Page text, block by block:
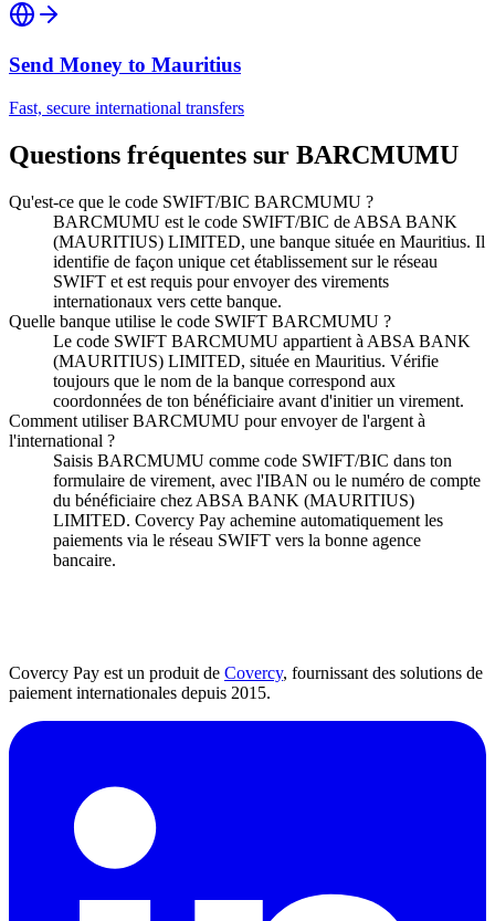
Send Money to Mauritius
Fast, secure international transfers
Questions fréquentes sur BARCMUMU
Qu'est-ce que le code SWIFT/BIC BARCMUMU ?
BARCMUMU est le code SWIFT/BIC de ABSA BANK
(MAURITIUS) LIMITED, une banque située en Mauritius. Il
identifie de façon unique cet établissement sur le réseau
SWIFT et est requis pour envoyer des virements
internationaux vers cette banque.
Quelle banque utilise le code SWIFT BARCMUMU ?
Le code SWIFT BARCMUMU appartient à ABSA BANK
(MAURITIUS) LIMITED, située en Mauritius. Vérifie
toujours que le nom de la banque correspond aux
coordonnées de ton bénéficiaire avant d'initier un virement.
Comment utiliser BARCMUMU pour envoyer de l'argent à
l'international ?
Saisis BARCMUMU comme code SWIFT/BIC dans ton
formulaire de virement, avec l'IBAN ou le numéro de compte
du bénéficiaire chez ABSA BANK (MAURITIUS)
LIMITED. Covercy Pay achemine automatiquement les
paiements via le réseau SWIFT vers la bonne agence
bancaire.
Covercy Pay est un produit de Covercy, fournissant des solutions de
paiement internationales depuis 2015.